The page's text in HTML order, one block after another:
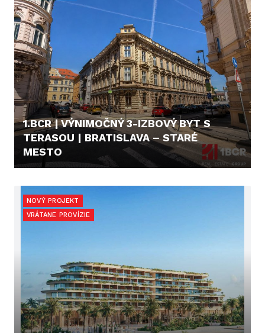
1.BCR | VÝNIMOČNÝ 3-IZBOVÝ BYT S
TERASOU | BRATISLAVA – STARÉ
MESTO
NOVÝ PROJEKT
VRÁTANE PROVÍZIE